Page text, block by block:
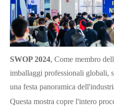
SWOP 2024, Come membro
imballaggi professionali globali,
una festa panoramica
Questa mostra copre l'intero